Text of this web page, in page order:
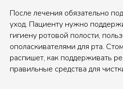
После лечения обязательно
уход. Пациенту нужно
гигиену ротовой полости,
ополаскивателями для рта.
распишет, как поддерживать
правильные средства для